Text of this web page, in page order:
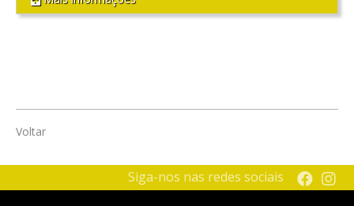
Voltar
Siga-nos nas redes sociais